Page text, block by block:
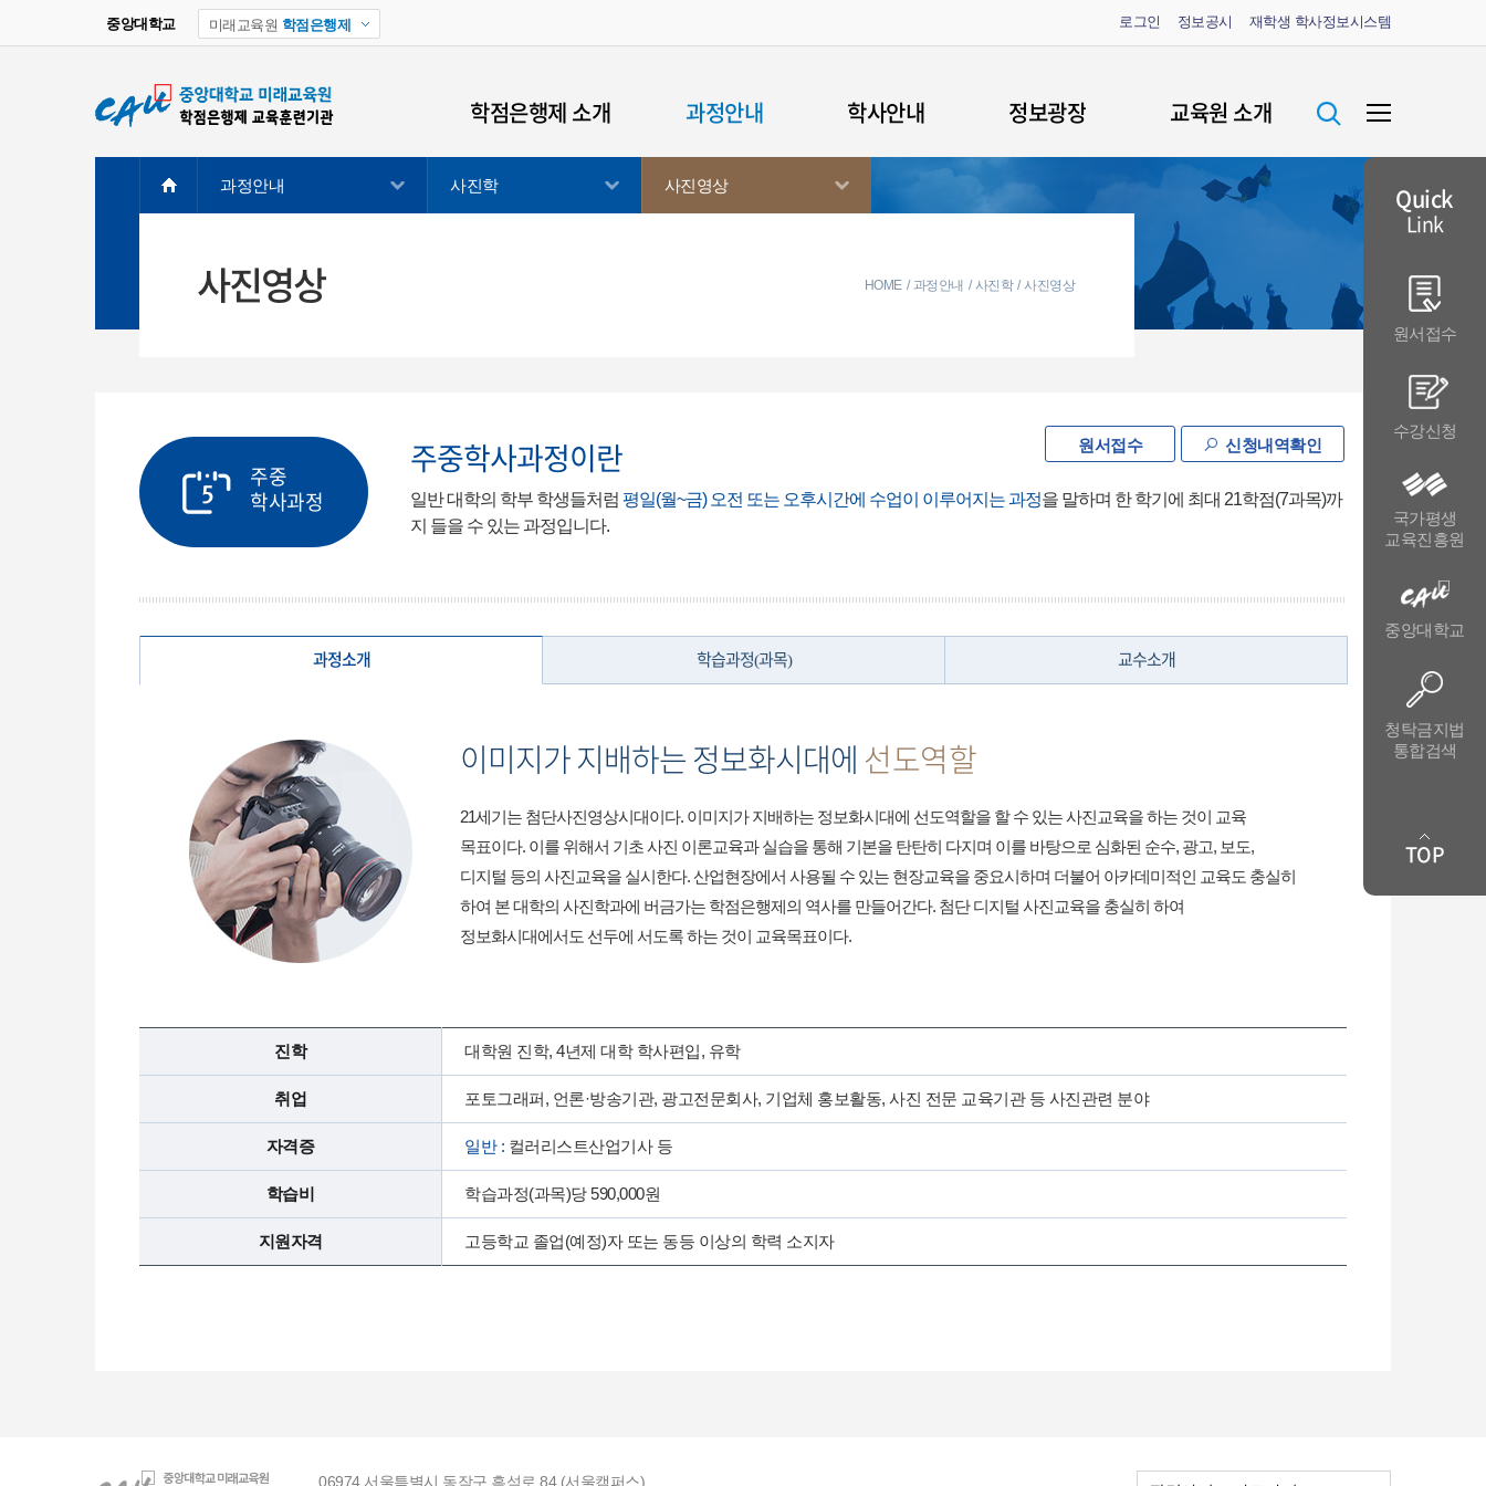
중앙대학교 미래교육원 학점은행제 로그인 정보공시 재학생 학사정보시스템
학점은행제 소개
학점은행제 안내
과정안내
경영학
학사안내 정보광장 교육원 소개
원장인사말
주요연혁
교육이념
조직구성
과정안내 사진학 사진영상
사진영상 HOME 과정안내 사진학 사진영상
주중
학사과정
주중학사과정이란
일반 대학의 학부 학생들처럼 평일(월~금) 오전 또는 오후시간에 수업이 이루어지는 과정을 말하며 한 학기에 최대 21학점(7과목)까
지 들을 수 있는 과정입니다.
과정소개 학습과정(과목) 교수소개
원서접수 신청내역확인
이미지가 지배하는 정보화시대에 선도역할
21세기는 첨단사진영상시대이다. 이미지가 지배하는 정보화시대에 선도역할을 할 수 있는 사진교육을 하는 것이 교육
목표이다. 이를 위해서 기초 사진 이론교육과 실습을 통해 기본을 탄탄히 다지며 이를 바탕으로 심화된 순수, 광고, 보도,
디지털 등의 사진교육을 실시한다. 산업현장에서 사용될 수 있는 현장교육을 중요시하며 더불어 아카데미적인 교육도 충실히
하여 본 대학의 사진학과에 버금가는 학점은행제의 역사를 만들어간다. 첨단 디지털 사진교육을 충실히 하여
정보화시대에서도 선두에 서도록 하는 것이 교육목표이다.
진학 대학원 진학, 4년제 대학 학사편입, 유학
취업 포토그래퍼, 언론·방송기관, 광고전문회사, 기업체 홍보활동, 사진 전문 교육기관 등 사진관련 분야
자격증 일반 : 컬러리스트산업기사 등
학습비 학습과정(과목)당 590,000원
지원자격 고등학교 졸업(예정)자 또는 동등 이상의 학력 소지자
Quick
Link
원서접수
수강신청
국가평생
교육진흥원
중앙대학교
청탁금지법
통합검색
TOP
06974 서울특별시 동작구 흑석로 84 (서울캠퍼스)